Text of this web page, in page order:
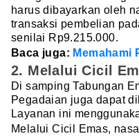
harus dibayarkan oleh
transaksi pembelian
senilai Rp9.215.000.
Baca juga: Memahami
2. Melalui Cicil
Di samping Tabungan
Pegadaian juga dapat
Layanan ini
Melalui Cicil Emas,